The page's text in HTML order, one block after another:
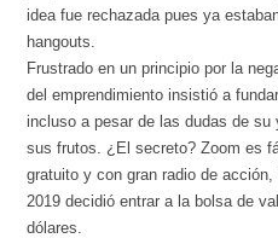
idea fue rechazada pues ya
hangouts.
Frustrado en un principio por la
del emprendimiento insistió a
incluso a pesar de las dudas de
sus frutos. ¿El secreto? Zoom es
gratuito y con gran radio de
2019 decidió entrar a la bolsa de
dólares.